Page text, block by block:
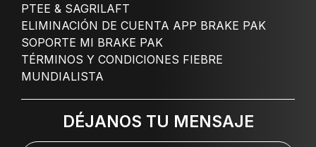
PTEE & SAGRILAFT
ELIMINACIÓN DE CUENTA APP BRAKE PAK
SOPORTE MI BRAKE PAK
TÉRMINOS Y CONDICIONES FIEBRE
MUNDIALISTA
DÉJANOS TU MENSAJE